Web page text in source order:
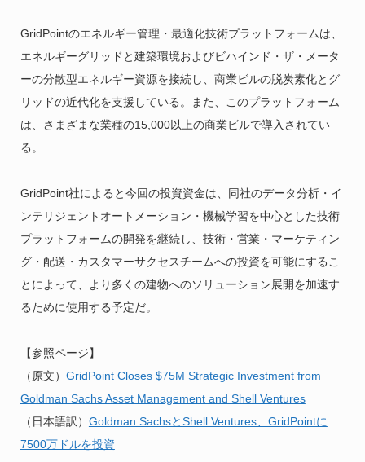
GridPointのエネルギー管理・最適化技術プラットフォームは、
エネルギーグリッドと建築環境およびビハインド・ザ・メータ
ーの分散型エネルギー資源を接続し、商業ビルの脱炭素化とグ
リッドの近代化を支援している。また、このプラットフォーム
は、さまざまな業種の15,000以上の商業ビルで導入されてい
る。
GridPoint社によると今回の投資資金は、同社のデータ分析・イ
ンテリジェントオートメーション・機械学習を中心とした技術
プラットフォームの開発を継続し、技術・営業・マーケティン
グ・配送・カスタマーサクセスチームへの投資を可能にするこ
とによって、より多くの建物へのソリューション展開を加速す
るために使用する予定だ。
【参照ページ】
（原文） GridPoint Closes $75M Strategic Investment from
Goldman Sachs Asset Management and Shell Ventures
（日本語訳） Goldman SachsとShell Ventures、GridPointに
7500万ドルを投資